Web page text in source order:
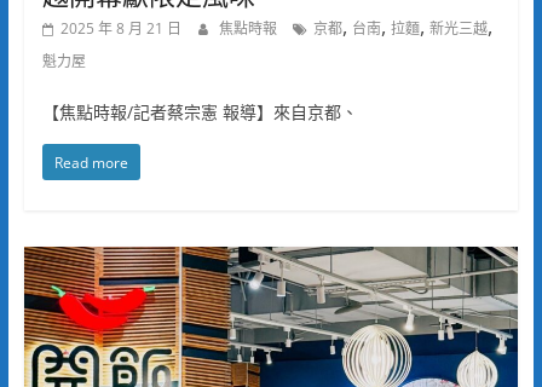
2025 年 8 月 21 日 焦點時報 京都, 台南, 拉麵, 新光三越,
魁力屋
【焦點時報/記者蔡宗憲 報導】來自京都、
Read more